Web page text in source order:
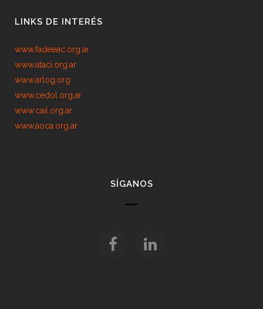
LINKS DE INTERÉS
www.fadeeac.org.ar
www.ataci.org.ar
www.arlog.org
www.cedol.org.ar
www.cail.org.ar
www.aoca.org.ar
SÍGANOS